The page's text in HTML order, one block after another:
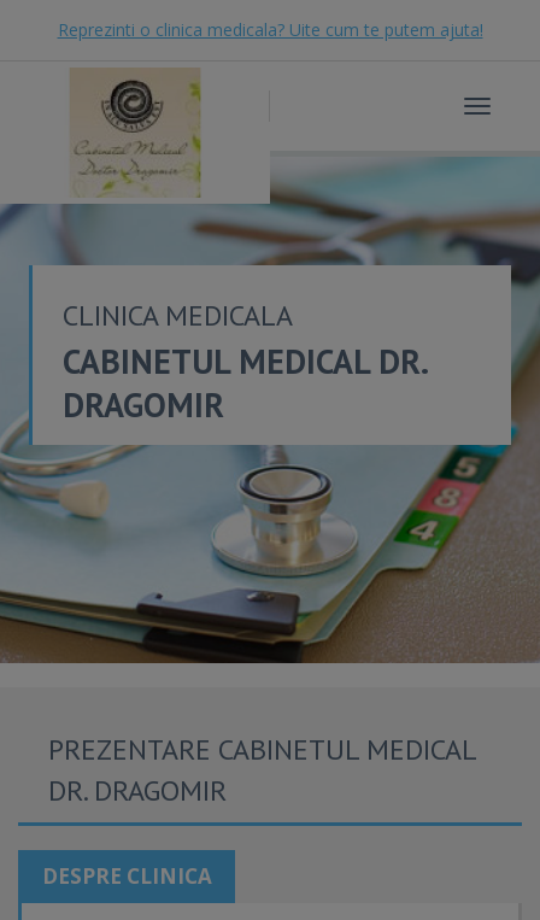
Reprezinti o clinica medicala? Uite cum te putem ajuta!
Toggle
CLINICA MEDICALA
CABINETUL MEDICAL DR.
DRAGOMIR
PREZENTARE CABINETUL MEDICAL
DR. DRAGOMIR
DESPRE CLINICA